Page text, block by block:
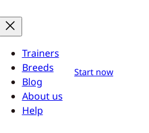
Trainers
Breeds
Blog
About us
Help
Start now